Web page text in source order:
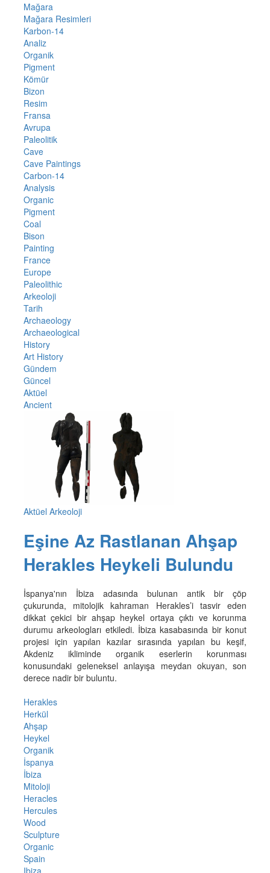
Mağara
Mağara Resimleri
Karbon-14
Analiz
Organik
Pigment
Kömür
Bizon
Resim
Fransa
Avrupa
Paleolitik
Cave
Cave Paintings
Carbon-14
Analysis
Organic
Pigment
Coal
Bison
Painting
France
Europe
Paleolithic
Arkeoloji
Tarih
Archaeology
Archaeological
History
Art History
Gündem
Güncel
Aktüel
Ancient
Aktüel Arkeoloji
Eşine Az Rastlanan Ahşap
Herakles Heykeli Bulundu
İspanya'nın İbiza adasında bulunan antik bir çöp
çukurunda, mitolojik kahraman Herakles’i tasvir eden
dikkat çekici bir ahşap heykel ortaya çıktı ve korunma
durumu arkeologları etkiledi. İbiza kasabasında bir konut
projesi için yapılan kazılar sırasında yapılan bu keşif,
Akdeniz ikliminde organik eserlerin korunması
konusundaki geleneksel anlayışa meydan okuyan, son
derece nadir bir buluntu.
Herakles
Herkül
Ahşap
Heykel
Organik
İspanya
İbiza
Mitoloji
Heracles
Hercules
Wood
Sculpture
Organic
Spain
Ibiza